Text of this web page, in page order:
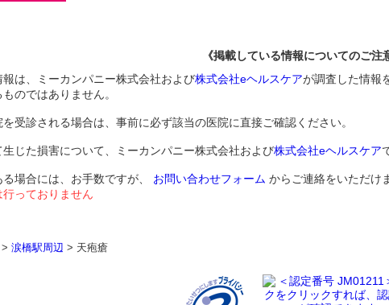
《掲載している情報についてのご注
は、ミーカンパニー株式会社および株式会社eヘルスケアが調査した情報
のではありません。
受診される場合は、事前に必ず該当の医院に直接ご確認ください。
じた損害について、ミーカンパニー株式会社および株式会社eヘルスケア
場合には、お手数ですが、 お問い合わせフォーム からご連絡をいただけ
っておりません
> 涙橋駅周辺 > 天疱瘡